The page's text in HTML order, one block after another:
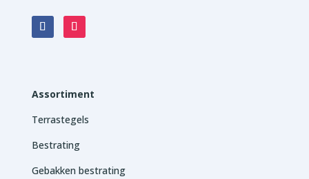
Assortiment
Terrastegels
Bestrating
Gebakken bestrating